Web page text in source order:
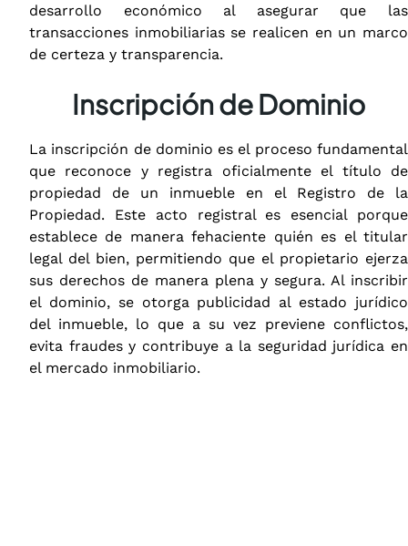
desarrollo económico al asegurar que las
transacciones inmobiliarias se realicen en un marco
de certeza y transparencia.
Inscripción de Dominio
La inscripción de dominio es el proceso fundamental
que reconoce y registra oficialmente el título de
propiedad de un inmueble en el Registro de la
Propiedad. Este acto registral es esencial porque
establece de manera fehaciente quién es el titular
legal del bien, permitiendo que el propietario ejerza
sus derechos de manera plena y segura. Al inscribir
el dominio, se otorga publicidad al estado jurídico
del inmueble, lo que a su vez previene conflictos,
evita fraudes y contribuye a la seguridad jurídica en
el mercado inmobiliario.